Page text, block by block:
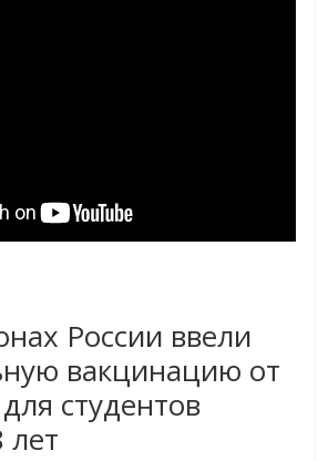
России ввели
вакцинацию от
студентов
лет